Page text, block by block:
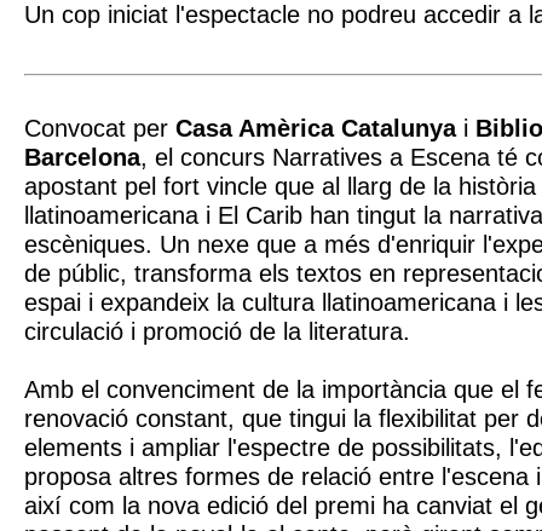
Un cop iniciat l'espectacle no podreu accedir a
Convocat per Casa Amèrica Catalunyai
Barcelona, el concurs Narratives a Escena té
apostant pel fort vincle que al llarg de la
llatinoamericana i El Carib han tingut la
escèniques. Un nexe que a més d'enriquir
de públic, transforma els textos en
espai i expandeix la cultura llatinoamericana i
circulació i promoció de la literatura.
Amb el convenciment de la importància que el
renovació constant, que tingui la flexibilitat per
elements i ampliar l'espectre de possibilitats,
proposa altres formes de relació entre l'escena
així com la nova edició del premi ha canviat el